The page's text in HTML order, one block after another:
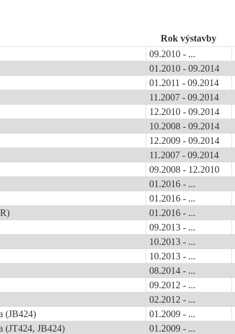
Rok výstavby
09.2010 - ...
01.2010 - 09.2014
01.2011 - 09.2014
11.2007 - 09.2014
12.2010 - 09.2014
10.2008 - 09.2014
12.2009 - 09.2014
11.2007 - 09.2014
09.2008 - 12.2010
01.2016 - ...
01.2016 - ...
01.2016 - ...
09.2013 - ...
10.2013 - ...
10.2013 - ...
08.2014 - ...
09.2012 - ...
02.2012 - ...
(JB424)
01.2009 - ...
(JT424, JB424)
01.2009 - ...